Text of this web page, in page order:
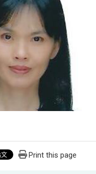
Print this page